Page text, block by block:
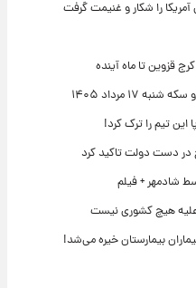
آمریکا را شکار و غنیمت گرفت
قزوین تا ماه آینده
مرداد ۱۴۰۵
این تیم را ترک کرد!
در دست دولت تاکید کرد
شادمهر + فیلم
علیه هیچ کشوری نیست
بیمارستان خیره می‌شد!